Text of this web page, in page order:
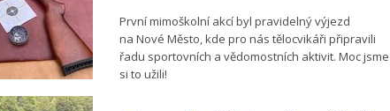
První mimoškolní akcí byl pravidelný výjezd
na Nové Město, kde pro nás tělocvikáři připravili
řadu sportovních a vědomostních aktivit. Moc jsme
si to užili!